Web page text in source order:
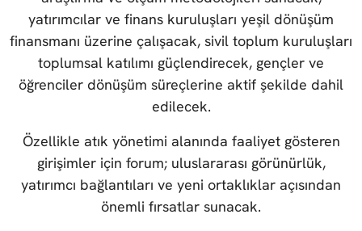
yatırımcılar ve finans kuruluşları yeşil dönüşüm
finansmanı üzerine çalışacak, sivil toplum kuruluşları
toplumsal katılımı güçlendirecek, gençler ve
öğrenciler dönüşüm süreçlerine aktif şekilde dahil
edilecek.
Özellikle atık yönetimi alanında faaliyet gösteren
girişimler için forum; uluslararası görünürlük,
yatırımcı bağlantıları ve yeni ortaklıklar açısından
önemli fırsatlar sunacak.